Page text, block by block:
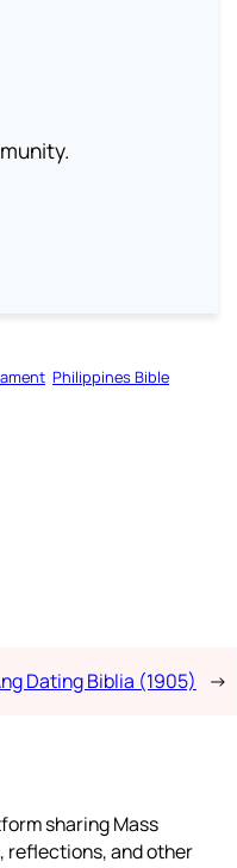
Philippines Bible
Dating Biblia (1905) →
sharing Mass
reflections, and other